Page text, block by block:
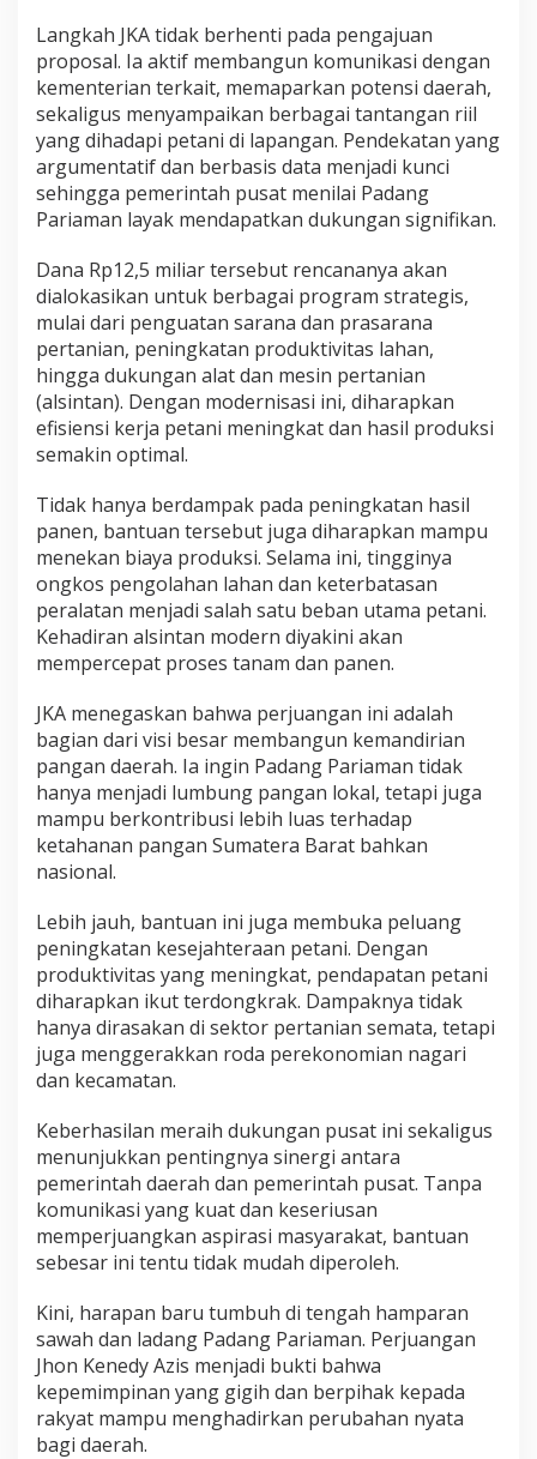
a
t
e
g
i
s
P
e
r
t
n
i
n
N
a
s
i
o
n
l
Langkah JKA tidak berhenti pada pengajuan
proposal. Ia aktif membangun komunikasi dengan
kementerian terkait, memaparkan potensi daerah,
sekaligus menyampaikan berbagai tantangan riil
yang dihadapi petani di lapangan. Pendekatan yang
argumentatif dan berbasis data menjadi kunci
sehingga pemerintah pusat menilai Padang
Pariaman layak mendapatkan dukungan signifikan.
Dana Rp12,5 miliar tersebut rencananya akan
dialokasikan untuk berbagai program strategis,
mulai dari penguatan sarana dan prasarana
pertanian, peningkatan produktivitas lahan,
hingga dukungan alat dan mesin pertanian
(alsintan). Dengan modernisasi ini, diharapkan
efisiensi kerja petani meningkat dan hasil produksi
semakin optimal.
Tidak hanya berdampak pada peningkatan hasil
panen, bantuan tersebut juga diharapkan mampu
menekan biaya produksi. Selama ini, tingginya
ongkos pengolahan lahan dan keterbatasan
peralatan menjadi salah satu beban utama petani.
Kehadiran alsintan modern diyakini akan
mempercepat proses tanam dan panen.
JKA menegaskan bahwa perjuangan ini adalah
bagian dari visi besar membangun kemandirian
pangan daerah. Ia ingin Padang Pariaman tidak
hanya menjadi lumbung pangan lokal, tetapi juga
mampu berkontribusi lebih luas terhadap
ketahanan pangan Sumatera Barat bahkan
nasional.
Lebih jauh, bantuan ini juga membuka peluang
peningkatan kesejahteraan petani. Dengan
produktivitas yang meningkat, pendapatan petani
diharapkan ikut terdongkrak. Dampaknya tidak
hanya dirasakan di sektor pertanian semata, tetapi
juga menggerakkan roda perekonomian nagari
dan kecamatan.
Keberhasilan meraih dukungan pusat ini sekaligus
menunjukkan pentingnya sinergi antara
pemerintah daerah dan pemerintah pusat. Tanpa
komunikasi yang kuat dan keseriusan
memperjuangkan aspirasi masyarakat, bantuan
sebesar ini tentu tidak mudah diperoleh.
Kini, harapan baru tumbuh di tengah hamparan
sawah dan ladang Padang Pariaman. Perjuangan
Jhon Kenedy Azis menjadi bukti bahwa
kepemimpinan yang gigih dan berpihak kepada
rakyat mampu menghadirkan perubahan nyata
bagi daerah.